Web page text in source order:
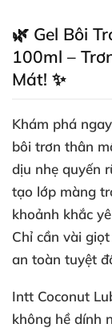
🌿 Gel Bôi
100ml –
Mát! ✨
Khám phá ngay
bôi trơn thân
dịu nhẹ quyến
tạo lớp màng
khoảnh khắc
Chỉ cần vài
an toàn tuyệt
Intt Coconut
không hề dính